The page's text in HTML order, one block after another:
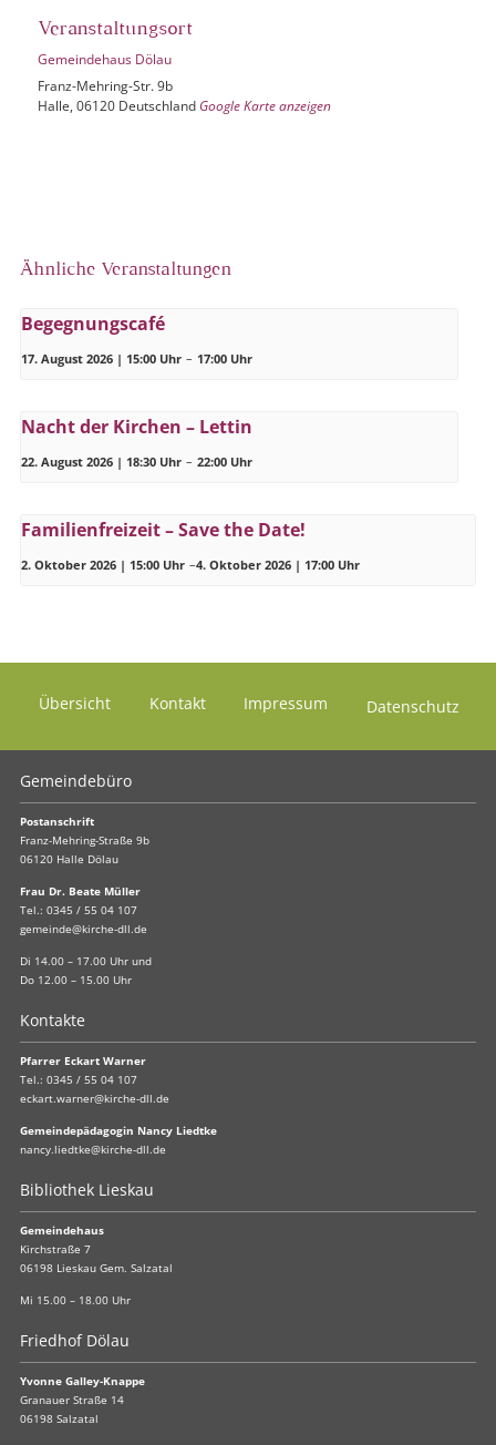
Veranstaltungsort
Gemeindehaus Dölau
Franz-Mehring-Str. 9b
Halle, 06120 Deutschland Google Karte anzeigen
Ähnliche Veranstaltungen
Begegnungscafé
17. August 2026 | 15:00 Uhr – 17:00 Uhr
Nacht der Kirchen – Lettin
22. August 2026 | 18:30 Uhr – 22:00 Uhr
Familienfreizeit – Save the Date!
2. Oktober 2026 | 15:00 Uhr –4. Oktober 2026 | 17:00 Uhr
Übersicht Kontakt Impressum Datenschutz
Gemeindebüro
Postanschrift
Franz-Mehring-Straße 9b
06120 Halle Dölau
Frau Dr. Beate Müller
Tel.: 0345 / 55 04 107
gemeinde@kirche-dll.de
Di 14.00 – 17.00 Uhr und
Do 12.00 – 15.00 Uhr
Kontakte
Pfarrer Eckart Warner
Tel.: 0345 / 55 04 107
eckart.warner@kirche-dll.de
Gemeindepädagogin Nancy Liedtke
nancy.liedtke@kirche-dll.de
Bibliothek Lieskau
Gemeindehaus
Kirchstraße 7
06198 Lieskau Gem. Salzatal
Mi 15.00 – 18.00 Uhr
Friedhof Dölau
Yvonne Galley-Knappe
Granauer Straße 14
06198 Salzatal